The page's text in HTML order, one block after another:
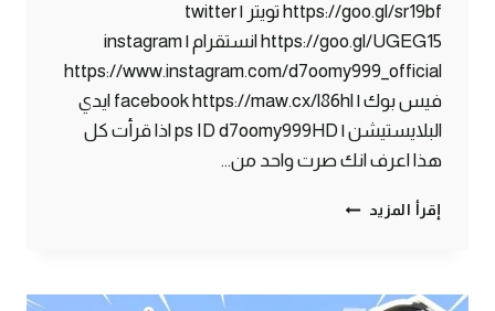
https://goo.gl/sr19bf تويتر | twitter
https://goo.gl/UGEG15 انستقرام | instagram
https://www.instagram.com/d7oomy999_official
فيس بوك | facebook https://maw.cx/l86hl ايدي
البلايستيشن | ps ID d7oomy999HD اذا قرأت كل
هذا اعرف انك صرت واحد من…
إقرأ المزيد ماين
التجهيز